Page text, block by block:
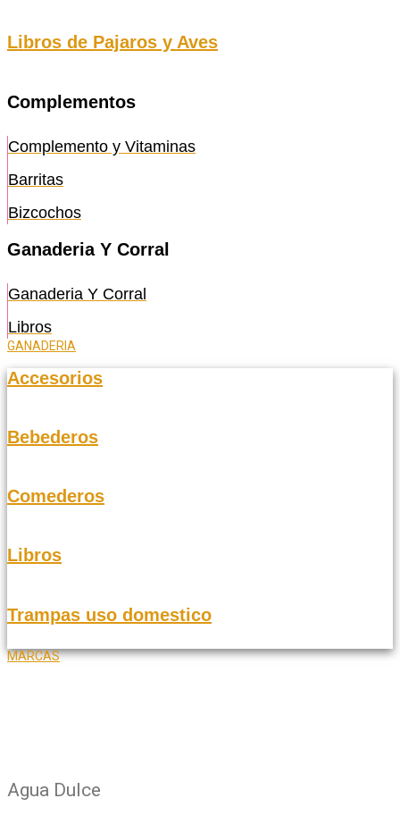
Libros de Pajaros y Aves
Complementos
Complemento y Vitaminas
Barritas
Bizcochos
Ganaderia Y Corral
Ganaderia Y Corral
Libros
GANADERIA
Accesorios
Bebederos
Comederos
Libros
Trampas uso domestico
MARCAS
Agua Dulce